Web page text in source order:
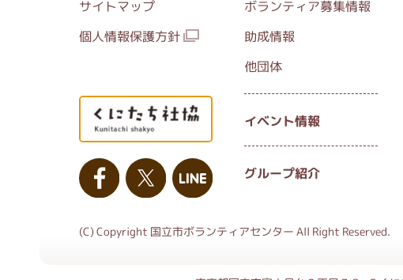
サイトマップ
個人情報保護方針
ボランティア募集情報
助成情報
他団体
イベント情報
グループ紹介
(C) Copyright 国立市ボランティアセンター All Right Reserved.